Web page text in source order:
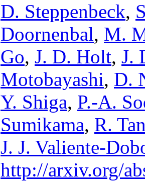
D. Steppenbeck,
Doornenbal, M.
Go, J. D. Holt, J.
Motobayashi, D.
Y. Shiga, P.-A.
Sumikama, R.
J. J. Valiente-
http://arxiv.org/